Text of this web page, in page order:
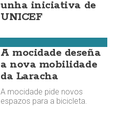
unha iniciativa de
UNICEF
A mocidade deseña
a nova mobilidade
da Laracha
A mocidade pide novos
espazos para a bicicleta.